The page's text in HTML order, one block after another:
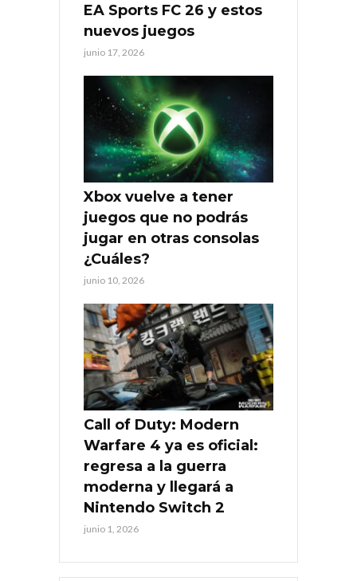
EA Sports FC 26 y estos
nuevos juegos
junio 17, 2026
Xbox vuelve a tener
juegos que no podrás
jugar en otras consolas
¿Cuáles?
junio 10, 2026
Call of Duty: Modern
Warfare 4 ya es oficial:
regresa a la guerra
moderna y llegará a
Nintendo Switch 2
junio 1, 2026